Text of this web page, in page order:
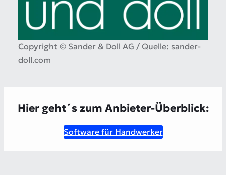
Copyright © Sander & Doll AG / Quelle: sander-
doll.com
Hier geht´s zum Anbieter-Überblick:
Software für Handwerker